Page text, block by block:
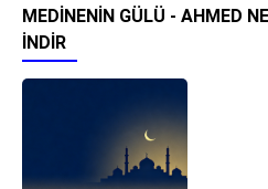
MEDINENIN GÜLÜ - AHMED
İNDIR